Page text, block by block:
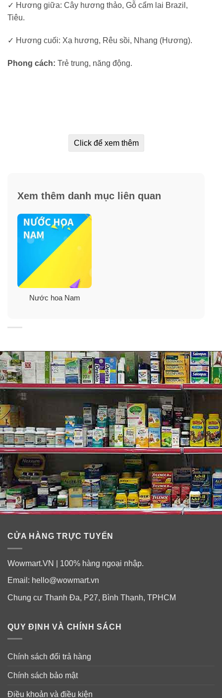
✓ Hương giữa: Cây hương thảo, Gỗ cẩm lai Brazil,
Tiêu.
✓ Hương cuối: Xạ hương, Rêu sồi, Nhang (Hương).
Phong cách: Trẻ trung, năng động.
Click để xem thêm
Xem thêm danh mục liên quan
Nước hoa Nam
CỬA HÀNG TRỰC TUYẾN
Wowmart.VN | 100% hàng ngoại nhập.
Email: hello@wowmart.vn
Chung cư Thanh Đa, P27, Bình Thạnh, TPHCM
QUY ĐỊNH VÀ CHÍNH SÁCH
Chính sách đổi trả hàng
Chính sách bảo mật
Điều khoản và điều kiện